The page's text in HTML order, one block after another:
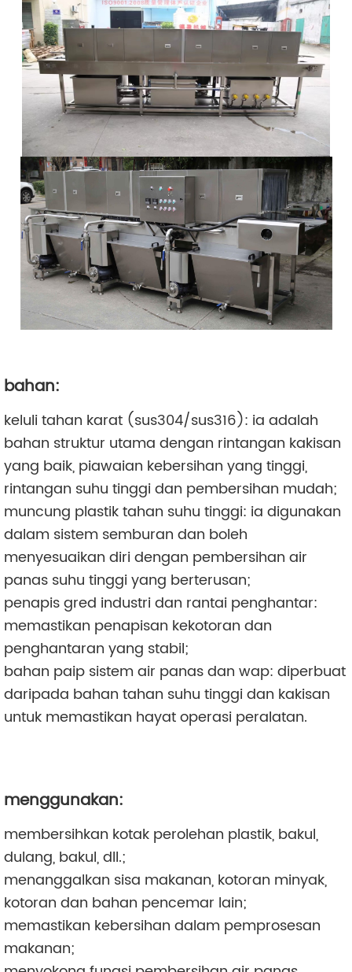
bahan:
keluli tahan karat (sus304/sus316): ia adalah
bahan struktur utama dengan rintangan kakisan
yang baik, piawaian kebersihan yang tinggi,
rintangan suhu tinggi dan pembersihan mudah;
muncung plastik tahan suhu tinggi: ia digunakan
dalam sistem semburan dan boleh
menyesuaikan diri dengan pembersihan air
panas suhu tinggi yang berterusan;
penapis gred industri dan rantai penghantar:
memastikan penapisan kekotoran dan
penghantaran yang stabil;
bahan paip sistem air panas dan wap: diperbuat
daripada bahan tahan suhu tinggi dan kakisan
untuk memastikan hayat operasi peralatan.
menggunakan:
membersihkan kotak perolehan plastik, bakul,
dulang, bakul, dll.;
menanggalkan sisa makanan, kotoran minyak,
kotoran dan bahan pencemar lain;
memastikan kebersihan dalam pemprosesan
makanan;